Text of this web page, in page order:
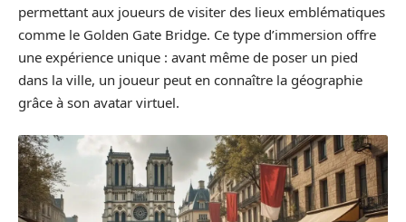
permettant aux joueurs de visiter des lieux emblématiques
comme le Golden Gate Bridge. Ce type d’immersion offre
une expérience unique : avant même de poser un pied
dans la ville, un joueur peut en connaître la géographie
grâce à son avatar virtuel.